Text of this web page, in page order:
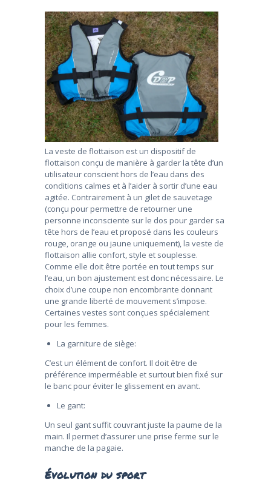
La veste de flottaison est un dispositif de
flottaison conçu de manière à garder la tête d’un
utilisateur conscient hors de l’eau dans des
conditions calmes et à l’aider à sortir d’une eau
agitée. Contrairement à un gilet de sauvetage
(conçu pour permettre de retourner une
personne inconsciente sur le dos pour garder sa
tête hors de l’eau et proposé dans les couleurs
rouge, orange ou jaune uniquement), la veste de
flottaison allie confort, style et souplesse.
Comme elle doit être portée en tout temps sur
l’eau, un bon ajustement est donc nécessaire. Le
choix d’une coupe non encombrante donnant
une grande liberté de mouvement s’impose.
Certaines vestes sont conçues spécialement
pour les femmes.
La garniture de siège:
C’est un élément de confort. Il doit être de
préférence imperméable et surtout bien fixé sur
le banc pour éviter le glissement en avant.
Le gant:
Un seul gant suffit couvrant juste la paume de la
main. Il permet d’assurer une prise ferme sur le
manche de la pagaie.
Évolution du sport